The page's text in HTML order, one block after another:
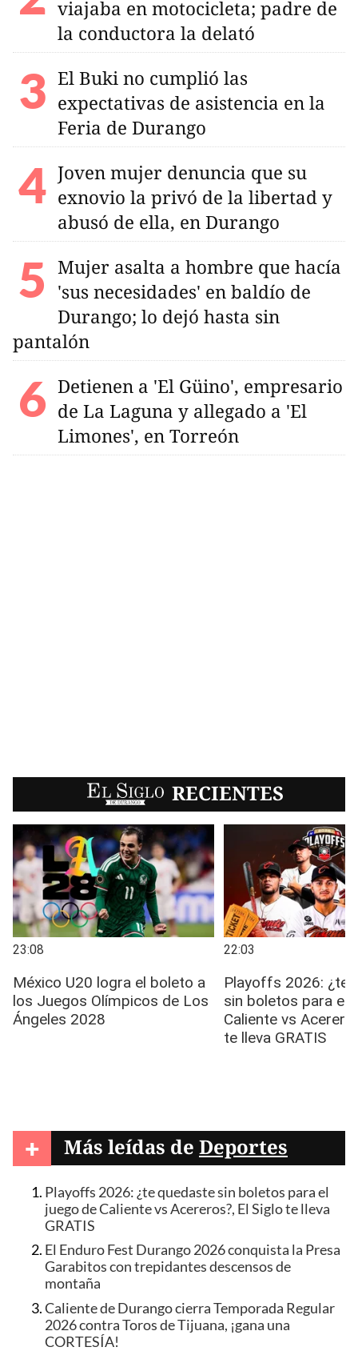
viajaba en motocicleta; padre de
la conductora la delató
El Buki no cumplió las
expectativas de asistencia en la
Feria de Durango
Joven mujer denuncia que su
exnovio la privó de la libertad y
abusó de ella, en Durango
Mujer asalta a hombre que hacía
'sus necesidades' en baldío de
Durango; lo dejó hasta sin
pantalón
Detienen a 'El Güino', empresario
de La Laguna y allegado a 'El
Limones', en Torreón
EL SIGLO RECIENTES
+ Más leídas de Deportes
Playoffs 2026: ¿te quedaste sin boletos para el
juego de Caliente vs Acereros?, El Siglo te lleva
GRATIS
El Enduro Fest Durango 2026 conquista la Presa
Garabitos con trepidantes descensos de
montaña
Caliente de Durango cierra Temporada Regular
2026 contra Toros de Tijuana, ¡gana una
CORTESÍA!